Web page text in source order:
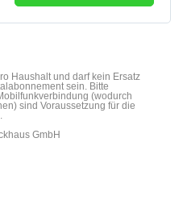
Haushalt und darf kein Ersatz
sein. Bitte
(wodurch
sind Voraussetzung für die
GmbH